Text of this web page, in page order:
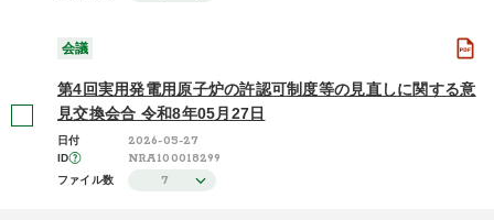
会議
第4回実用発電用原子炉の許認可制度等の見直しに関する意
見交換会合 令和8年05月27日
日付 2026-05-27
ID NRA100018299
ファイル数 7